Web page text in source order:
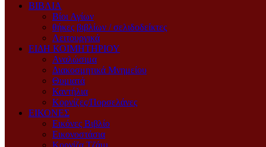
ΒΙΒΛΙΑ
Βίοι Αγίων
θήκες βιβλίων / σελιδοδείκτες
Λειτουργικά
ΕΙΔΗ ΚΟΙΜΗΤΗΡΙΟΥ
Αναλώσιμα
Διακοσμητικά Μνημείου
Θυμιατά
Καντήλια
Κορνίζες/Πορσελάνες
ΕΙΚΟΝΕΣ
Eικόνες Bιβλίο
Eικονοστάσια
Kορνίζα Tζάμι